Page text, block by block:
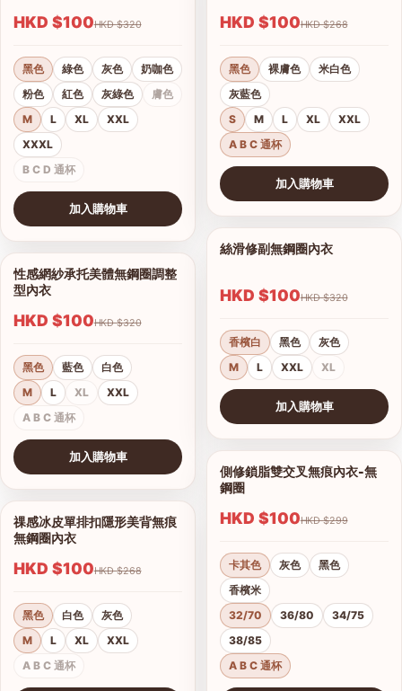
HKD $100 HKD $320
黑色 綠色 灰色
奶咖色
粉色
紅色 灰綠色
膚色
M
L XL
XXL
XXXL
B C D 通杯
加入購物車
1/15
查看圖片
性感網紗承托美體無鋼圈調整
型內衣
HKD $100 HKD $320
黑色 藍色
白色
M
L XL
XXL
A B C 通杯
加入購物車
1/16
查看圖片
祼感冰皮單排扣隱形美背無痕
無鋼圈內衣
HKD $100 HKD $268
黑色 白色
灰色
M
L XL
XXL
A B C 通杯
HKD $100 HKD $268
黑色 裸膚色
米白色
灰藍色
S
M L XL
XXL
A B C 通杯
加入購物車
查看圖片
絲滑修副無鋼圈內衣
HKD $100 HKD $320
香檳白 黑色
灰色
M
L XXL XL
加入購物車
1/12
查看圖片
側修鎖脂雙交叉無痕內衣-無
鋼圈
HKD $100 HKD $299
卡其色 灰色
黑色
香檳米
32/70
36/80
34/75
38/85
A B C 通杯
English